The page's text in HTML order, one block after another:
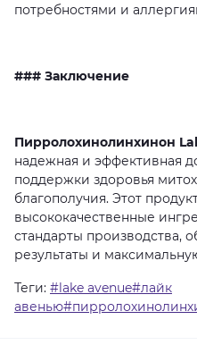
потребностями и
### Заключение
Пирролохинолинхинон
надежная и эффективная
поддержки здоровья
благополучия. Этот
высококачественные
стандарты производства,
результаты и
Теги: #lake avenue#лайк